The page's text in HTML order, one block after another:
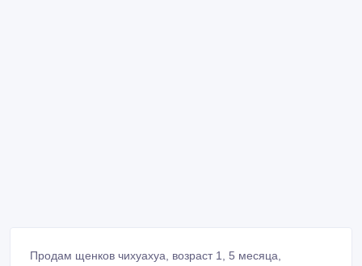
Продам щенков чихуахуа, возраст 1, 5 месяца,